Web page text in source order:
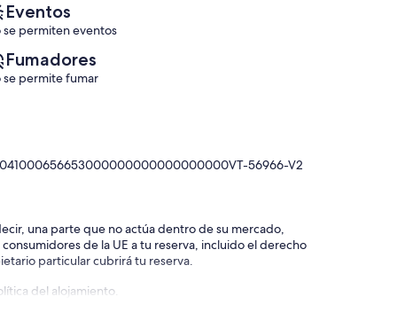
Eventos
se permiten eventos
Fumadores
se permite fumar
56966-V2
una parte que no actúa dentro de su mercado,
de la UE a tu reserva, incluido el derecho
particular cubrirá tu reserva.
del alojamiento.